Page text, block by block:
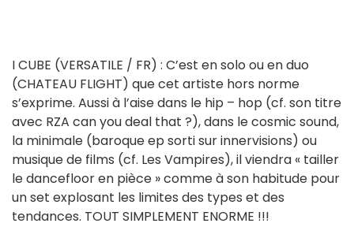
I CUBE (VERSATILE / FR) : C’est en solo ou en duo
(CHATEAU FLIGHT) que cet artiste hors norme
s’exprime. Aussi à l’aise dans le hip – hop (cf. son titre
avec RZA can you deal that ?), dans le cosmic sound,
la minimale (baroque ep sorti sur innervisions) ou
musique de films (cf. Les Vampires), il viendra « tailler
le dancefloor en pièce » comme à son habitude pour
un set explosant les limites des types et des
tendances. TOUT SIMPLEMENT ENORME !!!